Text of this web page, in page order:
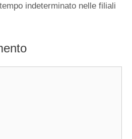
indeterminato nelle filiali